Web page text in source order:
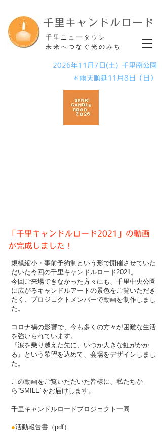
​千里キャンドルロード
​千里ニュータウン
未来へつなぐ光のみち
2026年11月7日(土) 千里南公園
＊雨天順延11月8日（日）
「千里キャンドルロード2021」の動画
が完成しました！
規模縮小・事前予約制という形で開催させていた
だいた今回の千里キャンドルロード2021。
今回ご来場できなかった方々にも、千里中央公園
に広がるキャンドルアートの景色をご覧いただき
たく、プロジェクトメンバーで動画を制作しまし
た。
コロナ禍の影響で、今も多くの方々が困難な生活
を強いられています。
『涙を乗り越えた先に、いつか大きな虹がかか
る』という希望を込めて、会場をデザインしまし
た。
この動画をご覧いただいた皆様に、私たちか
ら“SMILE”をお届けします。
千里キャンドルロードプロジェクト一同
●活動報告書 （pdf）